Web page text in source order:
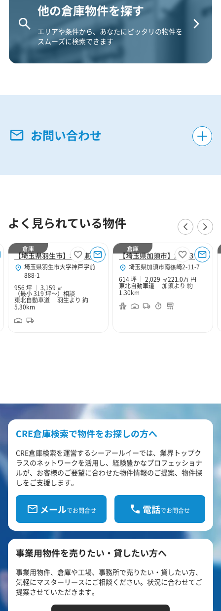
他の倉庫物件を探す
エリアや条件から、あなたにピッタリの物件を
スムーズに検索できます
お問い合わせ
よく見られている物件
【埼玉県羽生市】北関東Hubセンター
埼玉県羽生市大字神戸字前
888-1
956 坪
3,159 ㎡
（最小 319 坪～） 相談
東北自動車道 羽生より 約
5.30km
倉庫
【埼玉県加須市】加須３
埼玉県加須市南篠崎2-11-7
614 坪
2,029 ㎡221.0万 円
東北自動車道 加須より 約
1.30km
倉庫
CRE倉庫検索で物件をお探しの方へ
CRE倉庫検索を運営するシーアールイーでは、業界トップク
ラスのネットワークを活用し、経験豊かなプロフェッショナ
ルが、お客様のご要望に合わせた物件情報のご提案、物件探
しをご支援します。
メールでお問合せ 電話でお問合せ
事業用物件を売りたい・貸したい方へ
事業用物件、倉庫や工場、事務所で売りたい・貸したい方、
気軽にマスターリースにご相談ください。状況に合わせてご
提案させていただきます。